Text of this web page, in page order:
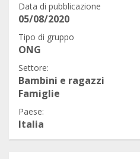
Data di pubblicazione
05/08/2020
Tipo di gruppo
ONG
Settore:
Bambini e ragazzi
Famiglie
Paese:
Italia